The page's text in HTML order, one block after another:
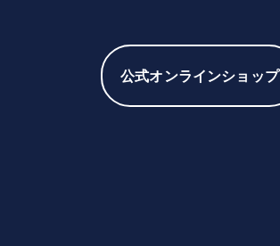
公式オンラインショップ